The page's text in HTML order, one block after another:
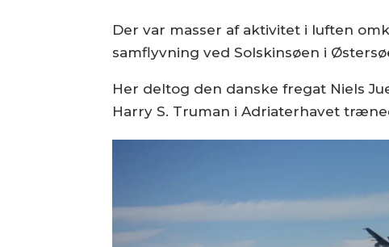
Der var masser af aktivitet i luften
samflyvning ved Solskinsøen i
Her deltog den danske fregat Niels
Harry S. Truman i Adriaterhavet